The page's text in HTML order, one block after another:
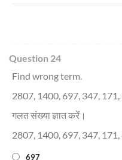
Question 24
Find wrong term.
2807, 1400, 697, 347, 171,
गलत संख्या ज्ञात करें।
2807, 1400, 697, 347, 171,
697